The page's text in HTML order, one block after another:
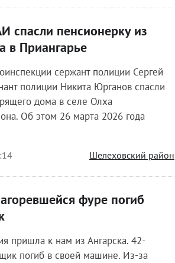
спасли пенсионерку из
в Приангарье
сержант полиции Сергей
полиции Никита Юрганов спасли
дома в селе Олха
Об этом 26 марта 2026 года
Шелеховский район
фуре погиб
пришла к нам из Ангарска. 42-
погиб в своей машине. Из-за